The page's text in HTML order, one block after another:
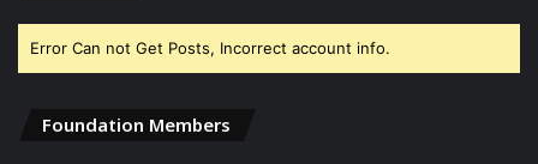
Error Can not Get Posts, Incorrect account info.
Foundation Members